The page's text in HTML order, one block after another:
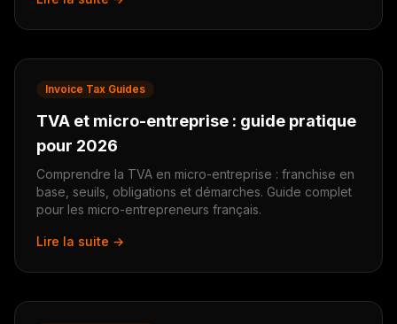
Invoice Tax Guides
TVA et micro-entreprise : guide pratique
pour 2026
Comprendre la TVA en micro-entreprise : franchise en
base, seuils, obligations et démarches. Guide complet
pour les micro-entrepreneurs français.
Lire la suite →